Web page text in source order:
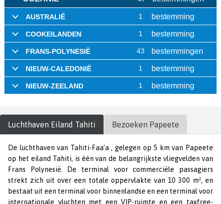
Luchthaven Eiland Tahiti Bezoeken Papeete
De luchthaven van Tahiti-Faa’a , gelegen op 5 km van Papeete
op het eiland Tahiti, is één van de belangrijkste vliegvelden van
Frans Polynesië. De terminal voor commerciële passagiers
strekt zich uit over een totale oppervlakte van 10 300 m², en
bestaat uit een terminal voor binnenlandse en een terminal voor
internationale vluchten met een VIP-ruimte en een taxfree-